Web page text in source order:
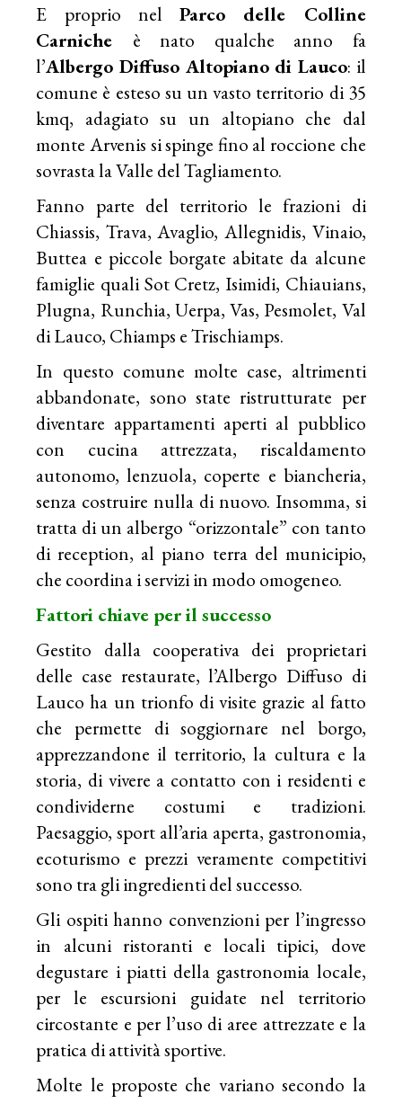
E proprio nelParco delle Colline
Carniche è nato qualche anno fa
l’Albergo Diffuso Altopiano di Lauco: il
comune è esteso su un vasto territorio di 35
kmq, adagiato su un altopiano che dal
monte Arvenis si spinge fino al roccione che
sovrasta la Valle del Tagliamento.
Fanno parte del territorio le frazioni di
Chiassis, Trava, Avaglio, Allegnidis, Vinaio,
Buttea e piccole borgate abitate da alcune
famiglie quali Sot Cretz, Isimidi, Chiauians,
Plugna, Runchia, Uerpa, Vas, Pesmolet, Val
di Lauco, Chiamps e Trischiamps.
In questo comune molte case, altrimenti
abbandonate, sono state ristrutturate per
diventare appartamenti aperti al pubblico
con cucina attrezzata, riscaldamento
autonomo, lenzuola, coperte e biancheria,
senza costruire nulla di nuovo. Insomma, si
tratta di un albergo “orizzontale” con tanto
di reception, al piano terra del municipio,
che coordina i servizi in modo omogeneo.
Fattori chiave per il successo
Gestito dalla cooperativa dei proprietari
delle case restaurate, l’Albergo Diffuso di
Lauco ha un trionfo di visite grazie al fatto
che permette di soggiornare nel borgo,
apprezzandone il territorio, la cultura e la
storia, di vivere a contatto con i residenti e
condividerne costumi e tradizioni.
Paesaggio, sport all’aria aperta, gastronomia,
ecoturismo e prezzi veramente competitivi
sono tra gli ingredienti del successo.
Gli ospiti hanno convenzioni per l’ingresso
in alcuni ristoranti e locali tipici, dove
degustare i piatti della gastronomia locale,
per le escursioni guidate nel territorio
circostante e per l’uso di aree attrezzate e la
pratica di attività sportive.
Molte le proposte che variano secondo la